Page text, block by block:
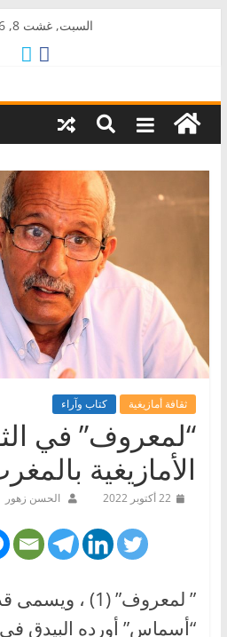
السبت, غشت 8, 2026
AkalPress
منبر
ثقافة أمازيغية كتاب وآراء
“لمعروف” في
الأمازيغية
22 أكتوبر 2022 الحسن زهور
” لمعروف” (1) ،
“أسماس” أورده البيدق في